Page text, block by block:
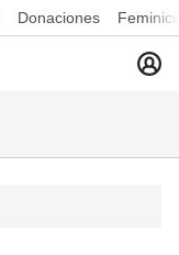
Donaciones